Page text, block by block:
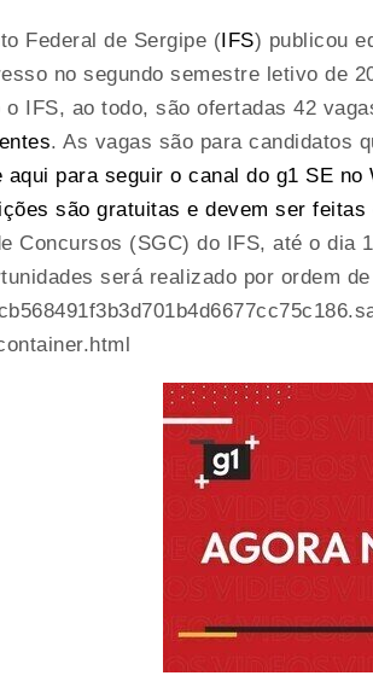
Federal de Sergipe ( IFS) publicou
no segundo semestre letivo de
o IFS, ao todo, são ofertadas 42
. As vagas são para candidatos
aqui para seguir o canal do g1 SE no
são gratuitas e devem ser
Concursos (SGC) do IFS, até o dia
será realizado por ordem